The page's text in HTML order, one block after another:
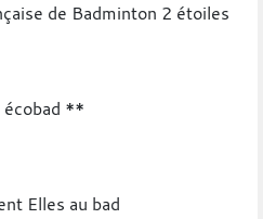
de Badminton 2 étoiles
écobad **
Elles au bad